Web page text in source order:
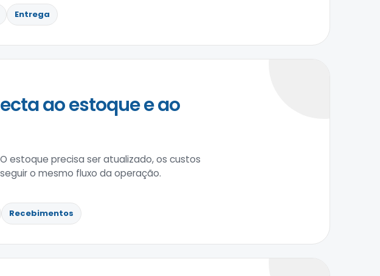
Entrega
ao estoque e ao
estoque precisa ser atualizado, os custos
o mesmo fluxo da operação.
Recebimentos